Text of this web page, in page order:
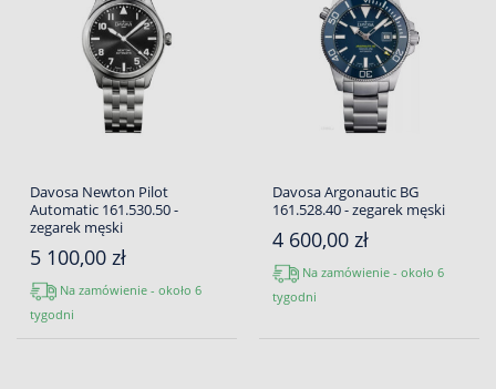
Davosa Newton Pilot
Automatic 161.530.50 -
zegarek męski
5 100,00 zł
Na zamówienie - około 6
tygodni
Davosa Argonautic BG
161.528.40 - zegarek męski
4 600,00 zł
Na zamówienie - około 6
tygodni